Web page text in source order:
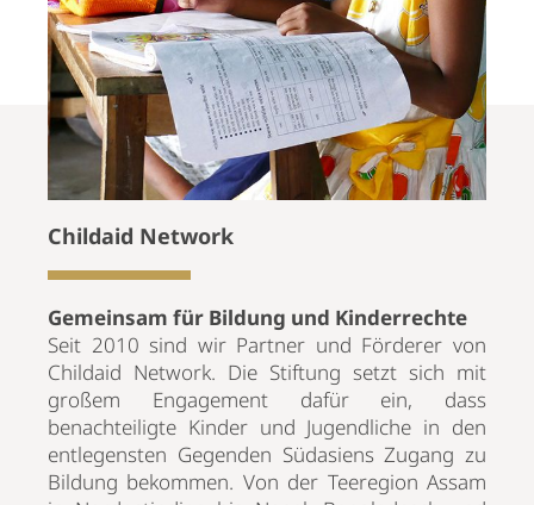
Childaid Network
Gemeinsam für Bildung und Kinderrechte
Seit 2010 sind wir Partner und Förderer von
Childaid Network. Die Stiftung setzt sich mit
großem Engagement dafür ein, dass
benachteiligte Kinder und Jugendliche in den
entlegensten Gegenden Südasiens Zugang zu
Bildung bekommen. Von der Teeregion Assam